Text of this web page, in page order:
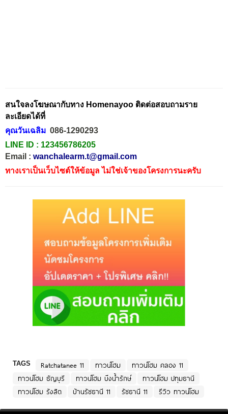
สนใจลงโฆษณากับทาง Homenayoo ติดต่อสอบถามราย
ละเอียดได้ที่
คุณวันเฉลิม 086-1290293
LINE ID : 123456786205
Email : wanchalearm.t@gmail.com
ทางเราเป็นเว็บไซต์ให้ข้อมูล ไม่ใช่เจ้าของโครงการนะครับ
TAGS Ratchatanee 11 ทาวน์โฮม
ทาวน์โฮม คลอง 11
ทาวน์โฮม ธัญบุรี
ทาวน์โฮม บึงน้ำรักษ์
ทาวน์โฮม ปทุมธานี
ทาวน์โฮม รังสิต
บ้านรัชธานี 11 รัชธานี 11 รีวิว ทาวน์โฮม